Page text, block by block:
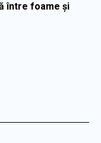
între foame și